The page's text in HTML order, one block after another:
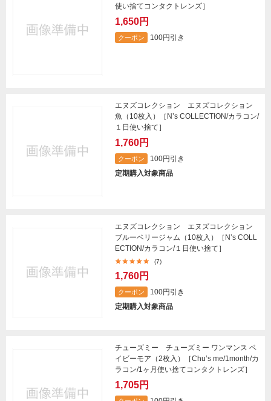
使い捨てコンタクトレンズ］
1,650円
クーポン 100円引き
エヌズコレクション エヌズコレクション
魚（10枚入）［N’s COLLECTION/カラコン/
１日使い捨て］
1,760円
クーポン
100円引き
定期購入対象商品
エヌズコレクション エヌズコレクション
ブルーベリージャム（10枚入）［N’s COLL
ECTION/カラコン/１日使い捨て］
(7)
1,760円
クーポン
100円引き
定期購入対象商品
チューズミー チューズミー ワンマンス ベ
イビーモア（2枚入）［Chu’s me/1month/カ
ラコン/1ヶ月使い捨てコンタクトレンズ］
1,705円